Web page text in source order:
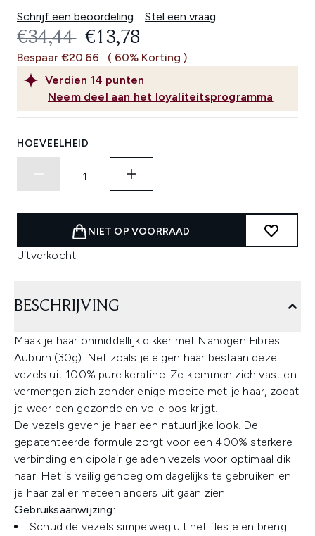
Schrijf een beoordeling Stel een vraag
Verdien 14 punten
Neem deel aan het loyaliteitsprogramma
RECOMMENDED RETAIL PRICE:
€34,44 HUIDIGE PRIJS:
€13,78
Bespaar €20.66 ( 60% Korting )
HOEVEELHEID
NIET OP VOORRAAD
Uitverkocht
BESCHRIJVING
Maak je haar onmiddellijk dikker met Nanogen Fibres
Auburn (30g). Net zoals je eigen haar bestaan deze
vezels uit 100% pure keratine. Ze klemmen zich vast en
vermengen zich zonder enige moeite met je haar, zodat
je weer een gezonde en volle bos krijgt.
De vezels geven je haar een natuurlijke look. De
gepatenteerde formule zorgt voor een 400% sterkere
verbinding en dipolair geladen vezels voor optimaal dik
haar. Het is veilig genoeg om dagelijks te gebruiken en
je haar zal er meteen anders uit gaan zien.
Gebruiksaanwijzing:
Schud de vezels simpelweg uit het flesje en breng